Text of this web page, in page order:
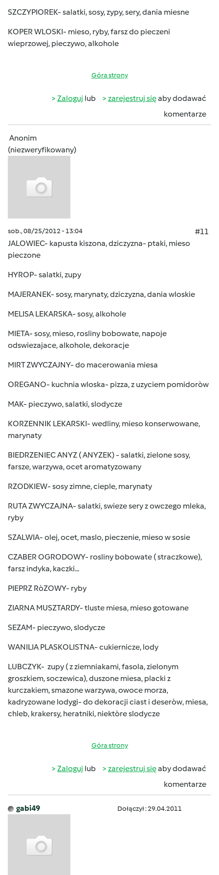
SZCZYPIOREK- salatki, sosy, zypy, sery, dania miesne
KOPER WLOSKI- mieso, ryby, farsz do pieczeni
wieprzowej, pieczywo, alkohole
Góra strony
Zaloguj lub zarejestruj sięaby dodawać
komentarze
Anonim
(niezweryfikowany)
sob., 08/25/2012 - 13:04
#11
JALOWIEC- kapusta kiszona, dziczyzna- ptaki, mieso
pieczone
HYROP- salatki, zupy
MAJERANEK- sosy, marynaty, dziczyzna, dania wloskie
MELISA LEKARSKA- sosy, alkohole
MIETA- sosy, mieso, rosliny bobowate, napoje
odswiezajace, alkohole, dekoracje
MIRT ZWYCZAJNY- do macerowania miesa
OREGANO- kuchnia wloska- pizza, z uzyciem pomidoròw
MAK- pieczywo, salatki, slodycze
KORZENNIK LEKARSKI- wedliny, mieso konserwowane,
marynaty
BIEDRZENIEC ANYZ ( ANYZEK) - salatki, zielone sosy,
farsze, warzywa, ocet aromatyzowany
RZODKIEW- sosy zimne, cieple, marynaty
RUTA ZWYCZAJNA- salatki, swieze sery z owczego mleka,
ryby
SZALWIA- olej, ocet, maslo, pieczenie, mieso w sosie
CZABER OGRODOWY- rosliny bobowate ( straczkowe),
farsz indyka, kaczki...
PIEPRZ RòZOWY- ryby
ZIARNA MUSZTARDY- tluste miesa, mieso gotowane
SEZAM- pieczywo, slodycze
WANILIA PLASKOLISTNA- cukiernicze, lody
LUBCZYK- zupy ( z ziemniakami, fasola, zielonym
groszkiem, soczewica), duszone miesa, placki z
kurczakiem, smazone warzywa, owoce morza,
kadryzowane lodygi- do dekoracji ciast i deseròw, miesa,
chleb, krakersy, heratniki, niektòre slodycze
Góra strony
Zaloguj lub zarejestruj sięaby dodawać
komentarze
gabi49 Dołączył : 29.04.2011